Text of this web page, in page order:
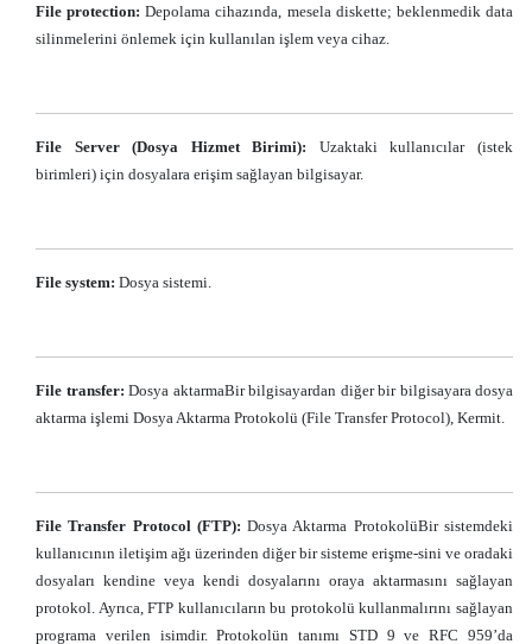
File protection: Depolama cihazında, mesela diskette; beklenmedik data
silinmelerini önlemek için kullanılan işlem veya cihaz.
File Server (Dosya Hizmet Birimi): Uzaktaki kullanıcılar (istek
birimleri) için dosyalara erişim sağlayan bilgisayar.
File system: Dosya sistemi.
File transfer: Dosya aktarmaBir bilgisayardan diğer bir bilgisayara dosya
aktarma işlemi Dosya Aktarma Protokolü (File Transfer Protocol), Kermit.
File Transfer Protocol (FTP): Dosya Aktarma ProtokolüBir sistemdeki
kullanıcının iletişim ağı üzerinden diğer bir sisteme erişme-sini ve oradaki
dosyaları kendine veya kendi dosyalarını oraya aktarmasını sağlayan
protokol. Ayrıca, FTP kullanıcıların bu protokolü kullanmalırını sağlayan
programa verilen isimdir. Protokolün tanımı STD 9 ve RFC 959’da